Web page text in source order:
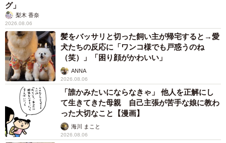
「うさぎのひかり」
【出演】木竜麻生 森田望智 片山友希 伊藤万理華 奥
平大兼
田牧そら 上坂樹里 白倉碧空 山下桐里／鈴木
杏 生瀬勝久ほか
【天の声（語り）】柄本佑
【公式X】 https://x.com/nhk_dramas
【公式Instagram】
https://www.instagram.com/nhk_yorudora/
【公式HP】
https://nhk.jp/itsusora
グ」
梨木 香奈
2026.08.06
髪をバッサリと切った飼い主が帰宅すると→愛
犬たちの反応に「ワンコ様でも戸惑うのね
（笑）」「困り顔がかわいい」
ANNA
2026.08.06
「誰かみたいにならなきゃ」 他人を正解にし
て生きてきた母親 自己主張が苦手な娘に教わ
った大切なこと【漫画】
海川 まこと
2026.08.06